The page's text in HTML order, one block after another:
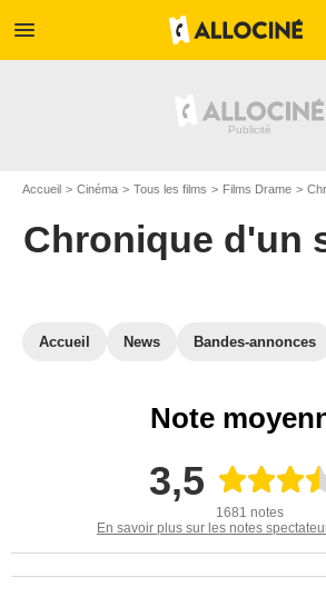
menu
Accueil Cinéma Tous les films Films Drame
Chronique d'un
Accueil News Bandes-annonces
Note
3,5
1681 notes
En savoir plus sur les notes